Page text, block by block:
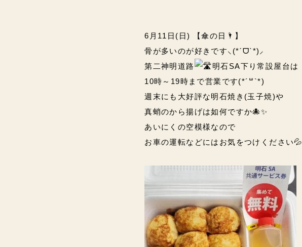
6月11日(日) 【傘の日🌂】
骨が多いのが好きです⸜(*ˊᗜˋ*)⸝
第二神明道路
明石SA下り常設屋台は
10時～19時まで営業です(*´꒳`*)
週末にも大好評な明石焼き(玉子焼)や
真蛸のから揚げは如何ですか🐙✨
あいにくの空模様なので
お車の運転などにはお気をつけください💦